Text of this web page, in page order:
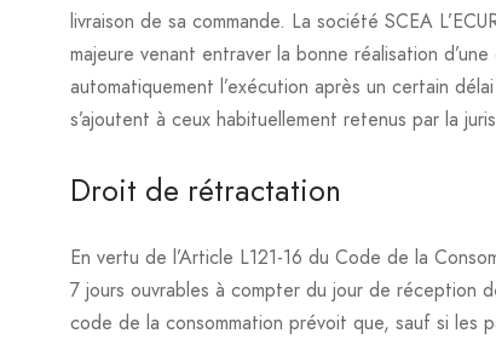
livraison de sa commande. La société SCEA
majeure venant entraver la bonne réalisation
automatiquement l’exécution après un certain
s’ajoutent à ceux habituellement retenus par la
Droit de rétractation
En vertu de l’Article L121-16 du Code de la
7 jours ouvrables à compter du jour de réception
code de la consommation prévoit que, sauf si les